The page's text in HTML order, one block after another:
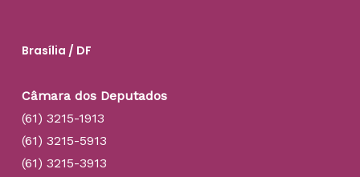
Brasília / DF
Câmara dos Deputados
(61) 3215-1913
(61) 3215-5913
(61) 3215-3913